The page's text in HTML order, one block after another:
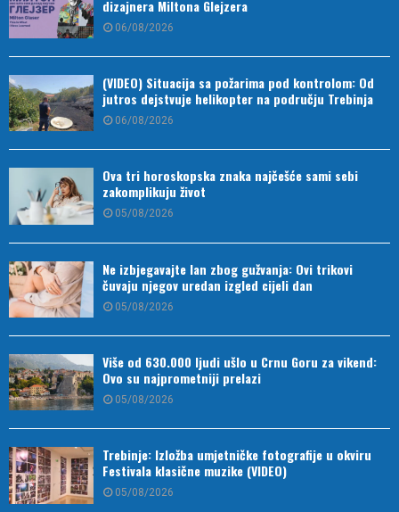
dizajnera Miltona Glejzera
06/08/2026
(VIDEO) Situacija sa požarima pod kontrolom: Od
jutros dejstvuje helikopter na području Trebinja
06/08/2026
Ova tri horoskopska znaka najčešće sami sebi
zakomplikuju život
05/08/2026
Ne izbjegavajte lan zbog gužvanja: Ovi trikovi
čuvaju njegov uredan izgled cijeli dan
05/08/2026
Više od 630.000 ljudi ušlo u Crnu Goru za vikend:
Ovo su najprometniji prelazi
05/08/2026
Trebinje: Izložba umjetničke fotografije u okviru
Festivala klasične muzike (VIDEO)
05/08/2026